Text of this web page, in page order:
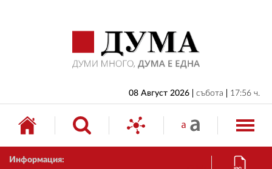
08 Август 2026 събота 17:56 ч.
Информация:
БЪЛГАРИЯ
ИКОНОМИКА
ИЗБОРИ
СВЯТ